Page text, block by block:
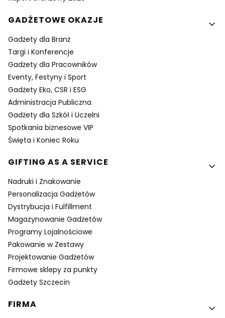
GADŻETOWE OKAZJE
Gadżety dla Branż
Targi i Konferencje
Gadżety dla Pracowników
Eventy, Festyny i Sport
Gadżety Eko, CSR i ESG
Administracja Publiczna
Gadżety dla Szkół i Uczelni
Spotkania biznesowe VIP
Święta i Koniec Roku
GIFTING AS A SERVICE
Nadruki i Znakowanie
Personalizacja Gadżetów
Dystrybucja i Fulfillment
Magazynowanie Gadżetów
Programy Lojalnościowe
Pakowanie w Zestawy
Projektowanie Gadżetów
Firmowe sklepy za punkty
Gadżety Szczecin
FIRMA